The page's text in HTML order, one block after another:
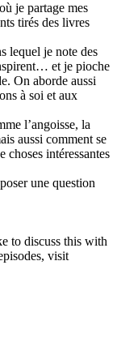
je partage mes
tirés des livres
lequel je note des
et je pioche
On aborde aussi
à soi et aux
l’angoisse, la
aussi comment se
choses intéressantes
une question
to discuss this with
visit